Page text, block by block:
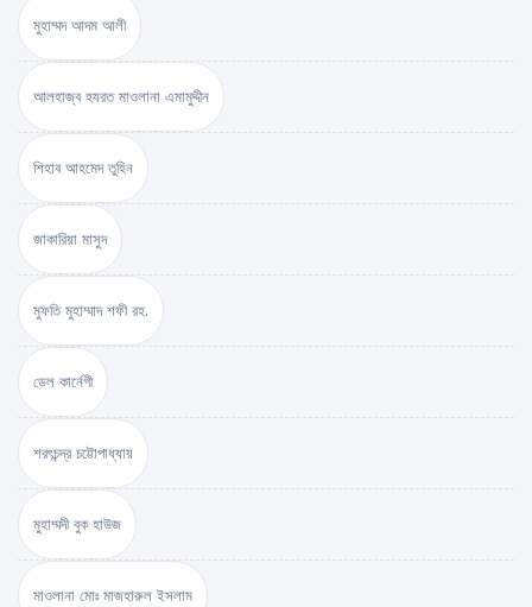
মুহাম্মদ আদম আলী
আলহাজ্ব হযরত মাওলানা এমামুদ্দীন
শিহাব আহমেদ তুহিন
জাকারিয়া মাসুদ
মুফতি মুহাম্মাদ শফী রহ.
ডেল কার্নেগী
শরৎচন্দ্র চট্টোপাধ্যায়
মুহাম্মদী বুক হাউজ
মাওলানা মোঃ মাজহারুল ইসলাম